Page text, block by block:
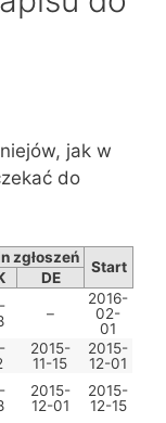
jak w
do
zgłoszeń
Start
DE
–
2016-
02-
01
2015-
11-15
2015-
12-01
2015-
12-01
2015-
12-15